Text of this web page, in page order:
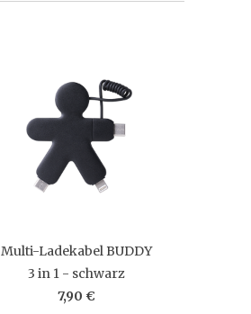
Multi-Ladekabel BUDDY
3 in 1 - schwarz
7,90 €